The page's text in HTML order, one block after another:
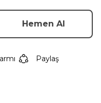
Hemen Al
Paylaş